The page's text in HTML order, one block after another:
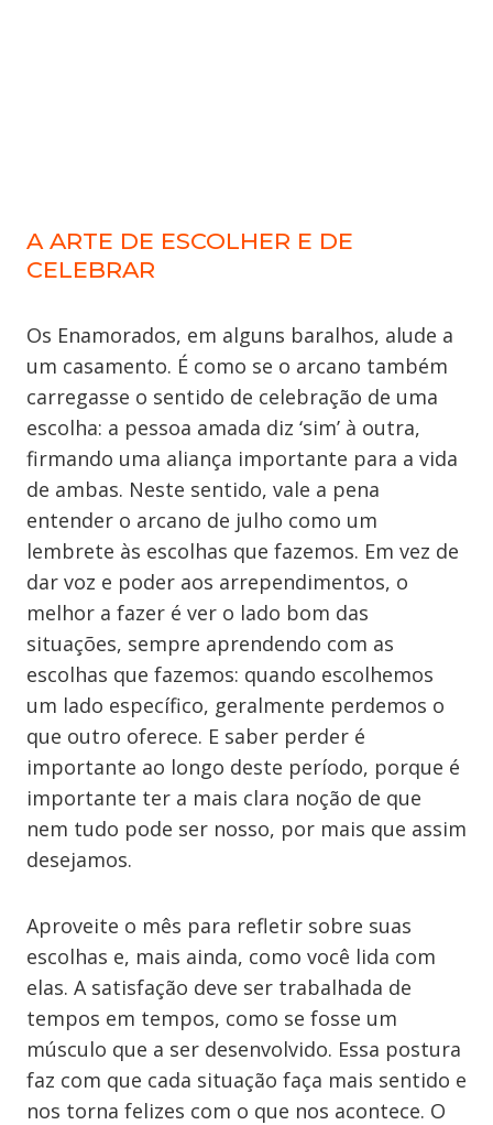
A ARTE DE ESCOLHER E DE
CELEBRAR
Os Enamorados, em alguns baralhos, alude a
um casamento. É como se o arcano também
carregasse o sentido de celebração de uma
escolha: a pessoa amada diz ‘sim’ à outra,
firmando uma aliança importante para a vida
de ambas. Neste sentido, vale a pena
entender o arcano de julho como um
lembrete às escolhas que fazemos. Em vez de
dar voz e poder aos arrependimentos, o
melhor a fazer é ver o lado bom das
situações, sempre aprendendo com as
escolhas que fazemos: quando escolhemos
um lado específico, geralmente perdemos o
que outro oferece. E saber perder é
importante ao longo deste período, porque é
importante ter a mais clara noção de que
nem tudo pode ser nosso, por mais que assim
desejamos.
Aproveite o mês para refletir sobre suas
escolhas e, mais ainda, como você lida com
elas. A satisfação deve ser trabalhada de
tempos em tempos, como se fosse um
músculo que a ser desenvolvido. Essa postura
faz com que cada situação faça mais sentido e
nos torna felizes com o que nos acontece. O